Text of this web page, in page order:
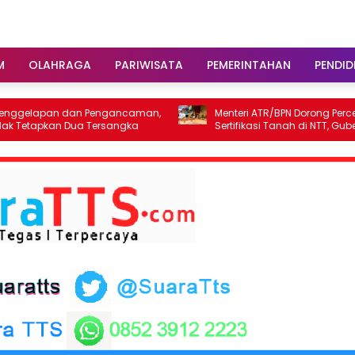
OLAHRAGA PARIWISATA PEMERINTAHAN
dan Pengancaman,
Dua Tersangka
Menteri ATR/BPN Dorong Percepatan
Sertifikasi Tanah di NTT, Gubernur Melki
Perkuat Sinergi Tata Ruang